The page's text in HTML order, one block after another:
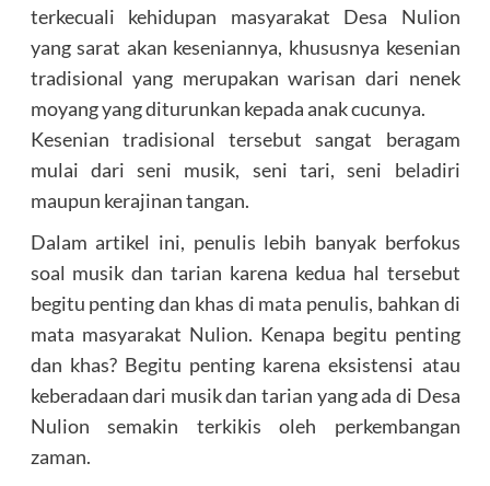
terkecuali kehidupan masyarakat Desa Nulion
yang sarat akan keseniannya, khususnya kesenian
tradisional yang merupakan warisan dari nenek
moyang yang diturunkan kepada anak cucunya.
Kesenian tradisional tersebut sangat beragam
mulai dari seni musik, seni tari, seni beladiri
maupun kerajinan tangan.
Dalam artikel ini, penulis lebih banyak berfokus
soal musik dan tarian karena kedua hal tersebut
begitu penting dan khas di mata penulis, bahkan di
mata masyarakat Nulion. Kenapa begitu penting
dan khas? Begitu penting karena eksistensi atau
keberadaan dari musik dan tarian yang ada di Desa
Nulion semakin terkikis oleh perkembangan
zaman.